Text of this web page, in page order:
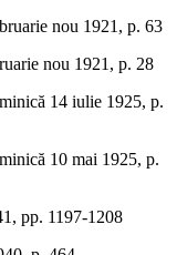
nou 1921, p. 63
nou 1921, p. 28
14 iulie 1925, p.
10 mai 1925, p.
pp. 1197-1208